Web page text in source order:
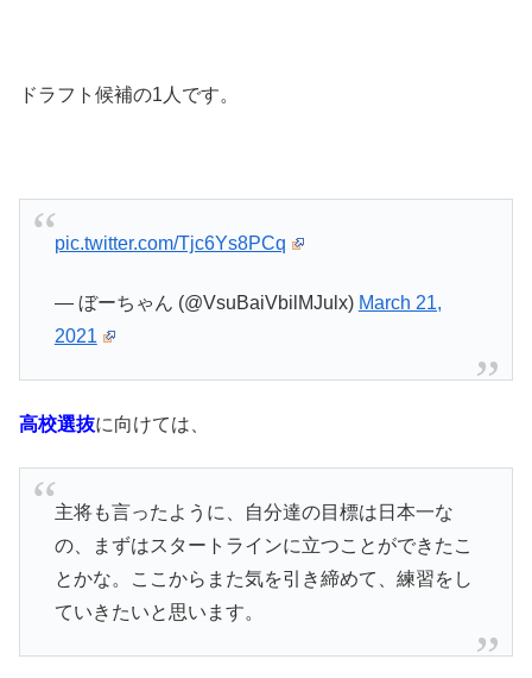
ドラフト候補の1人です。
pic.twitter.com/Tjc6Ys8PCq
— ぼーちゃん (@VsuBaiVbilMJulx) March 21,
2021
高校選抜に向けては、
主将も言ったように、自分達の目標は日本一な
の、まずはスタートラインに立つことができたこ
とかな。ここからまた気を引き締めて、練習をし
ていきたいと思います。